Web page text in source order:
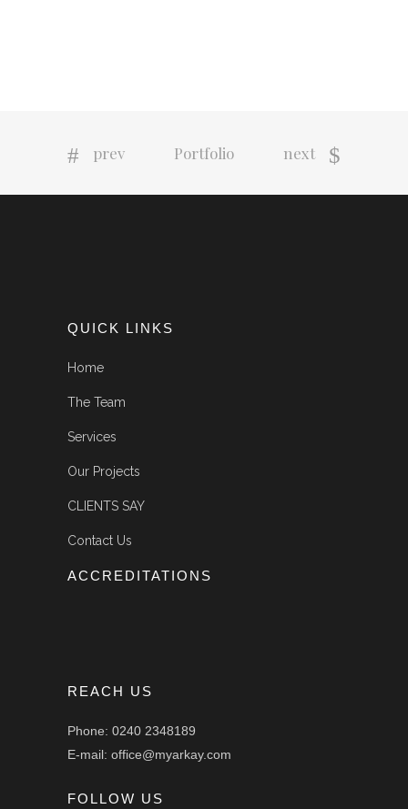
prev Portfolio next
QUICK LINKS
Home
The Team
Services
Our Projects
CLIENTS SAY
Contact Us
ACCREDITATIONS
REACH US
Phone: 0240 2348189
E-mail: office@myarkay.com
FOLLOW US